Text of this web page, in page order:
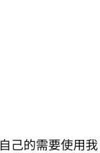
己的需要使用我